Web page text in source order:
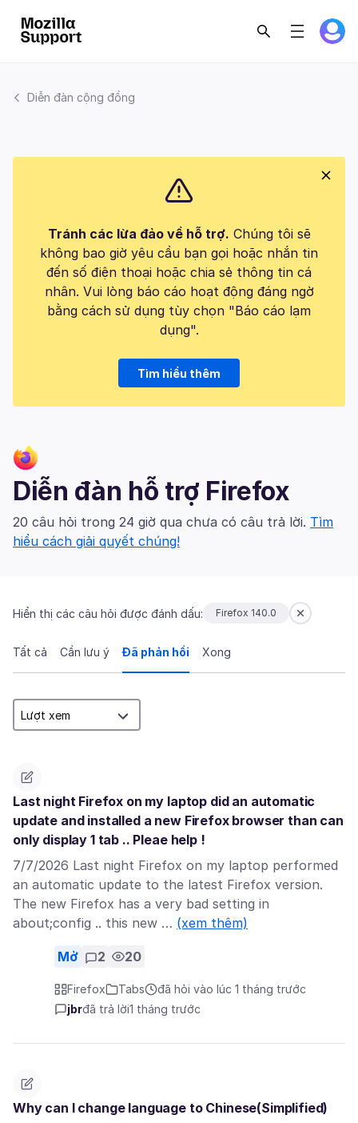
Diễn đàn cộng đồng
Tránh các lừa đảo về hỗ trợ. Chúng tôi sẽ
không bao giờ yêu cầu bạn gọi hoặc nhắn tin
đến số điện thoại hoặc chia sẻ thông tin cá
nhân. Vui lòng báo cáo hoạt động đáng ngờ
bằng cách sử dụng tùy chọn "Báo cáo lạm
dụng".
Tìm hiểu thêm
Diễn đàn hỗ trợ Firefox
20 câu hỏi trong 24 giờ qua chưa có câu trả lời. Tìm
hiểu cách giải quyết chúng!
Hiển thị các câu hỏi được đánh dấu: Firefox 140.0
Tất cả Cần lưu ý Đã phản hồi Xong
Last night Firefox on my laptop did an automatic
update and installed a new Firefox browser than can
only display 1 tab .. Pleae help !
7/7/2026 Last night Firefox on my laptop performed
an automatic update to the latest Firefox version.
The new Firefox has a very bad setting in
about;config .. this new … (xem thêm)
Mở 2 20
Firefox Tabs
đã hỏi vào lúc 1 tháng trước
jbrđã trả lời1 tháng trước
Why can I change language to Chinese(Simplified)